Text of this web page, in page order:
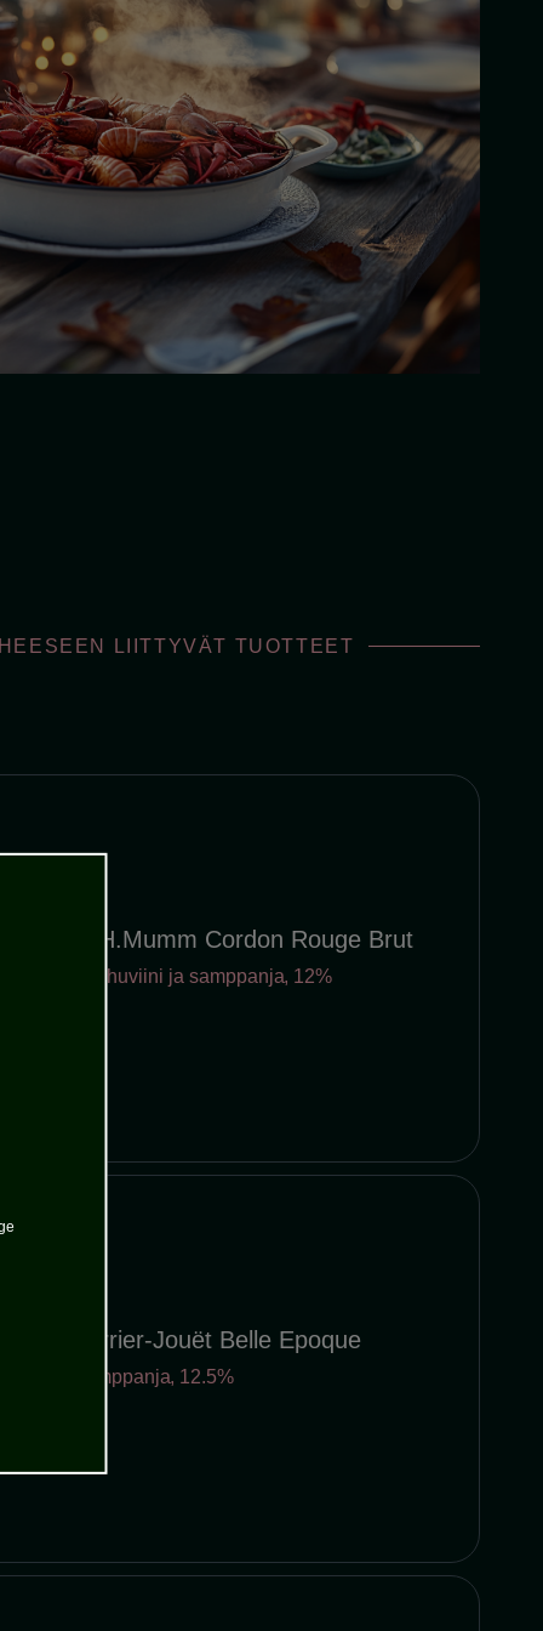
LIITTYVÄT TUOTTEET
G.H.Mumm Cordon Rouge Brut
Kuohuviini ja samppanja, 12%
Perrier-Jouët Belle Epoque
Samppanja, 12.5%